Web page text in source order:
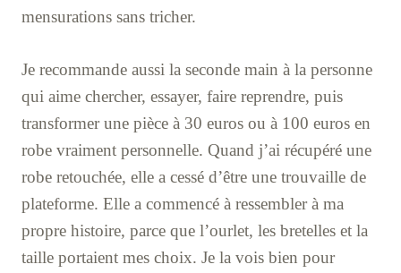
mensurations sans tricher.
Je recommande aussi la seconde main à la personne
qui aime chercher, essayer, faire reprendre, puis
transformer une pièce à 30 euros ou à 100 euros en
robe vraiment personnelle. Quand j’ai récupéré une
robe retouchée, elle a cessé d’être une trouvaille de
plateforme. Elle a commencé à ressembler à ma
propre histoire, parce que l’ourlet, les bretelles et la
taille portaient mes choix. Je la vois bien pour